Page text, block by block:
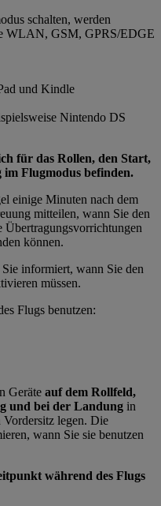
schalten, werden
WLAN, GSM, GPRS/EDGE
und Kindle
Nintendo DS
für das Rollen, den Start,
Flugmodus befinden.
einige Minuten nach dem
mitteilen, wann Sie den
Übertragungsvorrichtungen
können.
informiert, wann Sie den
müssen.
Flugs benutzen:
Geräte auf dem Rollfeld,
und bei der Landung in
Vordersitz legen. Die
wann Sie sie benutzen
während des Flugs